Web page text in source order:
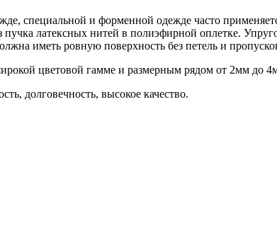
специальной и форменной одежде часто
латексных нитей в полиэфирной оплетке.
иметь ровную поверхность без петель и
цветовой гамме и размерным рядом от 2мм до
долговечность, высокое качество.